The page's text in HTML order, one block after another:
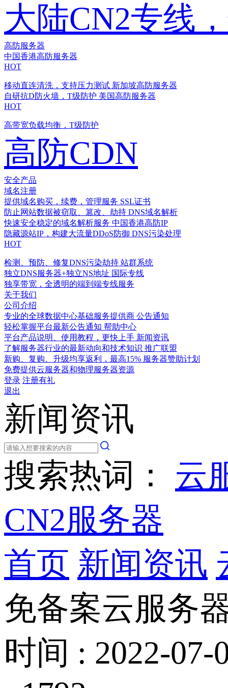
大陆CN2专线
高防服务器
中国香港高防服务器
HOT
移动直连清洗，支持压力测试 新加坡高防服务器
自研抗D防火墙，T级防护 美国高防服务器
HOT
高带宽负载均衡，T级防护
高防CDN
安全产品
域名注册
提供域名购买，续费，管理服务 SSL证书
防止网站数据被窃取、篡改、劫持 DNS域名解析
快速安全稳定的域名解析服务 中国香港高防IP
隐藏源站IP，构建大流量DDoS防御 DNS污染处理
HOT
检测、预防、修复DNS污染劫持 站群系统
独立DNS服务器+独立NS地址 国际专线
独享带宽，全透明的端到端专线服务
关于我们
公司介绍
专业的全球数据中心基础服务提供商 公告通知
轻松掌握平台最新公告通知 帮助中心
平台产品说明、使用教程，更快上手 新闻资讯
了解服务器行业的最新动向和技术知识 推广联盟
新购、复购、升级均享返利，最高15% 服务器赞助计划
免费提供云服务器和物理服务器资源
登录 注册有礼
退出
新闻资讯
搜索热词： 云
CN2服务器
首页 新闻资讯
免备案云服务
时间 : 2022-07-